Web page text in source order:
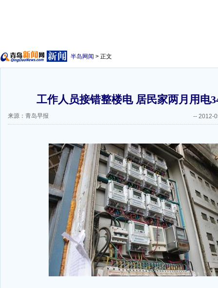
半岛网闻 > 正文
工作人员接错整楼电 居民家两月用电
来源：青岛早报 -- 2012-